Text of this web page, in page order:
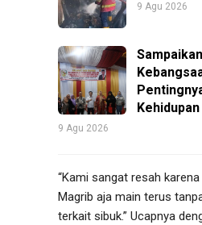
9 Agu 2026
Kehidupan
9 Agu 2026
“Kami sangat resah
Magrib aja main terus
terkait sibuk.” Ucapnya